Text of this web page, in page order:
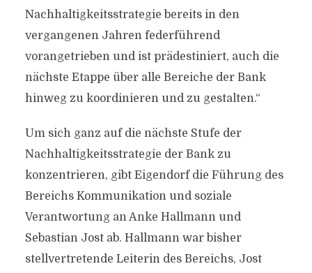
Nachhaltigkeitsstrategie bereits in den
vergangenen Jahren federführend
vorangetrieben und ist prädestiniert, auch die
nächste Etappe über alle Bereiche der Bank
hinweg zu koordinieren und zu gestalten.“
Um sich ganz auf die nächste Stufe der
Nachhaltigkeitsstrategie der Bank zu
konzentrieren, gibt Eigendorf die Führung des
Bereichs Kommunikation und soziale
Verantwortung an Anke Hallmann und
Sebastian Jost ab. Hallmann war bisher
stellvertretende Leiterin des Bereichs, Jost